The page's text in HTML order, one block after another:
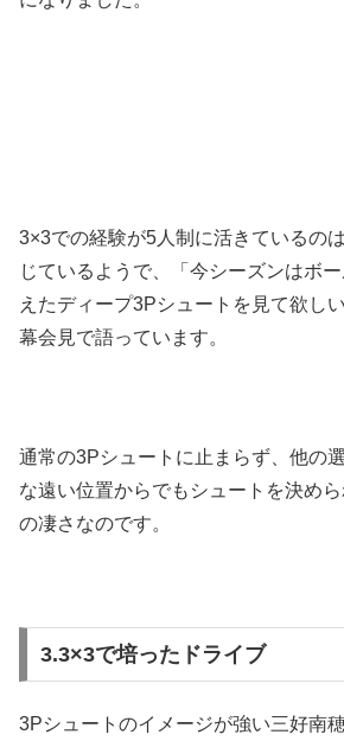
3×3での経験が5人制に活きているの
じているようで、「今シーズンはボ
えたディープ3Pシュートを見て欲し
幕会見で語っています。
通常の3Pシュートに止まらず、他の
な遠い位置からでもシュートを決め
の凄さなのです。
3.3×3で培ったドライブ
3Pシュートのイメージが強い三好南